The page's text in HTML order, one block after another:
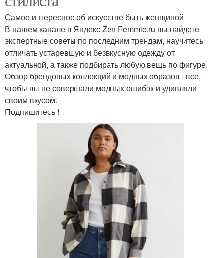
Самое интересное об искусстве быть женщиной
В нашем канале в Яндекс Zen Femmie.ru вы найдете
экспертные советы по последним трендам, научитесь
отличать устаревшую и безвкусную одежду от
актуальной, а также подбирать любую вещь по фигуре.
Обзор брендовых коллекций и модных образов - все,
чтобы вы не совершали модных ошибок и удивляли
своим вкусом.
Подпишитесь !